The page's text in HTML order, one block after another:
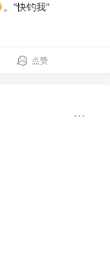
。“快钓我”
点赞